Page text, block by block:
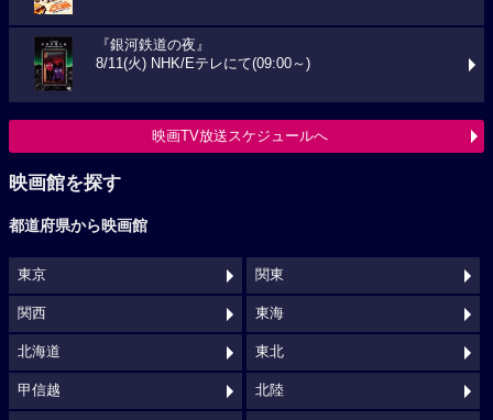
『銀河鉄道の夜』
8/11(火) NHK/Eテレにて(09:00～)
映画TV放送スケジュールへ
映画館を探す
都道府県から映画館
東京 関東
関西 東海
北海道 東北
甲信越 北陸